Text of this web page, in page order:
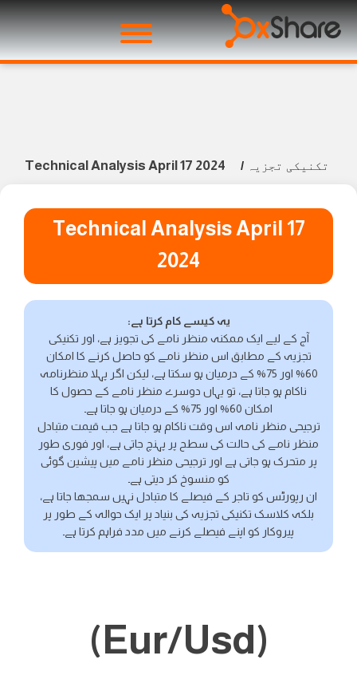
تکنیکی تجزیہ /
Technical Analysis April 17 2024
Technical Analysis April 17
2024
یہ کیسے کام کرتا ہے:
آج کے لیے ایک ممکنہ منظر نامے کی تجویز ہے، اور تکنیکی
تجزیہ کے مطابق اس منظر نامے کو حاصل کرنے کا امکان
60% اور 75% کے درمیان ہو سکتا ہے، لیکن اگر پہلا منظرنامہ
ناکام ہو جاتا ہے، تو یہاں دوسرے منظر نامے کے حصول کا
امکان 60% اور 75% کے درمیان ہو جاتا ہے۔
ترجیحی منظر نامہ اس وقت ناکام ہو جاتا ہے جب قیمت متبادل
منظر نامے کی حالت کی سطح پر پہنچ جاتی ہے، اور فوری طور
پر متحرک ہو جاتی ہے اور ترجیحی منظر نامے میں پیشین گوئی
کو منسوخ کر دیتی ہے۔
ان رپورٹس کو تاجر کے فیصلے کا متبادل نہیں سمجھا جاتا ہے،
بلکہ کلاسک تکنیکی تجزیہ کی بنیاد پر ایک حوالہ کے طور پر
پیروکار کو اپنے فیصلے کرنے میں مدد فراہم کرتا ہے۔
(Eur/Usd)